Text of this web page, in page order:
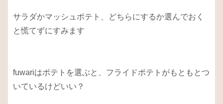
サラダかマッシュポテト、どちらにするか選んでおく
と慌てずにすみます
fuwariはポテトを選ぶと、フライドポテトがもともとつ
いているけどいい？